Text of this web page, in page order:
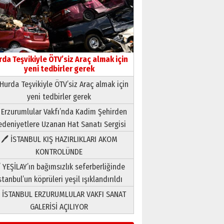
Teşvikiyle ÖTV’siz Araç almak için
yeni tedbirler gerek
Teşvikiyle ÖTV’siz Araç almak için
yeni tedbirler gerek
Vakfı’nda Kadim Şehirden
Uzanan Hat Sanatı Sergisi
🖊 İSTANBUL KIŞ HAZIRLIKLARI AKOM
KONTROLÜNDE
bağımsızlık seferberliğinde
köprüleri yeşil ışıklandırıldı
ERZURUMLULAR VAKFI SANAT
GALERİSİ AÇILIYOR
Neşat YALÇIN
Paranın Aile Kültüründeki Yeri
03 Ağustos 2026 Pazartesi
Yıldırım Gündoğdu
HAVVA’NIN ÜÇ KIZI
09 Temmuz 2026 Perşembe
Yusuf POLAT
Şampiyonluk Sebahattin
Şirin’e yazar